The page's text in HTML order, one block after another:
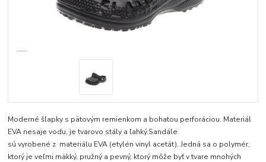
Moderné šľapky s pätovým remienkom a bohatou perforáciou. Materiál
EVA nesaje vodu, je tvarovo stály a ľahký.Sandále
sú vyrobené z materiálu EVA (etylén vinyl acetát). Jedná sa o polymér,
ktorý je veľmi mäkký, pružný a pevný, ktorý môže byť v tvare mnohých